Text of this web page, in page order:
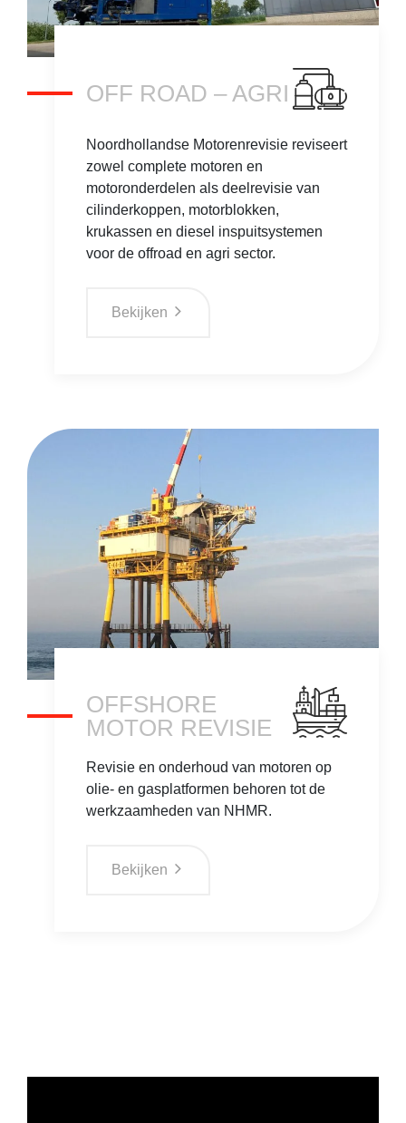
OFF ROAD – AGRI
Noordhollandse Motorenrevisie reviseert
zowel complete motoren en
motoronderdelen als deelrevisie van
cilinderkoppen, motorblokken,
krukassen en diesel inspuitsystemen
voor de offroad en agri sector.
Bekijken
OFFSHORE
MOTOR REVISIE
Revisie en onderhoud van motoren op
olie- en gasplatformen behoren tot de
werkzaamheden van NHMR.
Bekijken